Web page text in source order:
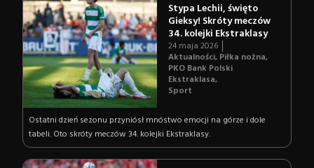
Stypa Lechii, święto
Gieksy! Skróty meczów
34. kolejki Ekstraklasy
24 maja 2026
Aktualności, Piłka nożna,
PKO Bank Polski
Ekstraklasa,
Sport
Ostatni dzień sezonu przyniósł mnóstwo emocji na górze i dole
tabeli. Oto skróty meczów 34. kolejki Ekstraklasy.